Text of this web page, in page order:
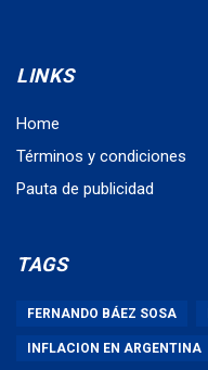
LINKS
Home
Términos y condiciones
Pauta de publicidad
TAGS
FERNANDO BÁEZ SOSA
INFLACION EN ARGENTINA